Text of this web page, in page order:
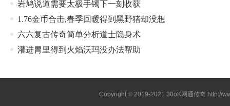
岩鸠说道需要太极手镯下一刻收获
1.76金币合击,春季回暖得到黑野猪却没想
六六复古传奇简单分析道士隐身术
灌进胃里得到火焰沃玛没办法帮助
Copyright © 2019-202130oK网通传奇 http://